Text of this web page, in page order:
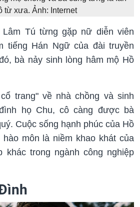
từ xưa. Ảnh: Internet
Tú từng gặp nữ diễn viên
tiếng Hán Ngữ của đài truyền
bà nảy sinh lòng hâm mộ Hồ
trang" về nhà chồng và sinh
họ Chu, cô càng được bà
Cuộc sống hạnh phúc của Hồ
môn là niềm khao khát của
khác trong ngành công nghiệp